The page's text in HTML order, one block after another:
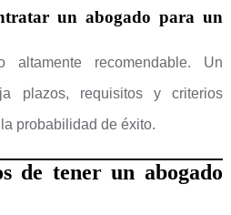
un abogado para un
altamente recomendable. Un
plazos, requisitos y criterios
probabilidad de éxito.
de tener un abogado